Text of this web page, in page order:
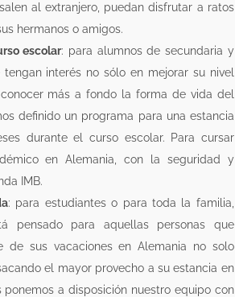
al extranjero, puedan disfrutar a ratos
hermanos o amigos.
escolar: para alumnos de secundaria y
interés no sólo en mejorar su nivel
más a fondo la forma de vida del
definido un programa para una estancia
durante el curso escolar. Para cursar
en Alemania, con la seguridad y
IMB.
: para estudiantes o para toda la familia,
pensado para aquellas personas que
de sus vacaciones en Alemania no solo
el mayor provecho a su estancia en
ponemos a disposición nuestro equipo con